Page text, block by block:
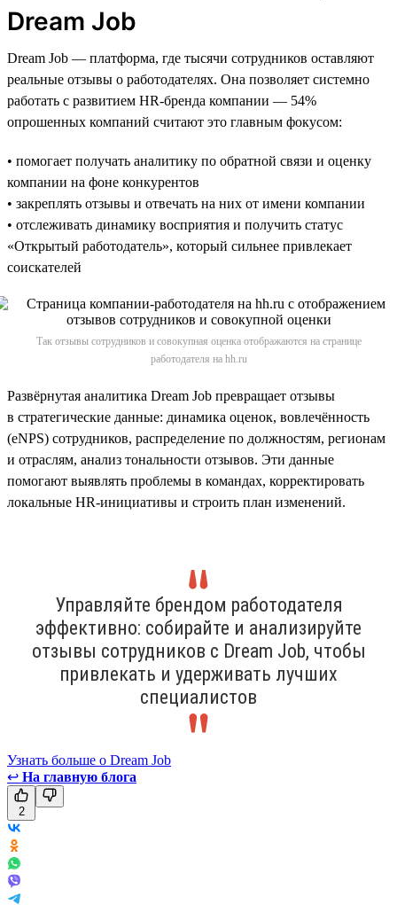
Dream Job
Dream Job — платформа, где тысячи сотрудников оставляют
реальные отзывы о работодателях. Она позволяет системно
работать с развитием HR-бренда компании — 54%
опрошенных компаний считают это главным фокусом:
• помогает получать аналитику по обратной связи и оценку
компании на фоне конкурентов
• закреплять отзывы и отвечать на них от имени компании
• отслеживать динамику восприятия и получить статус
«Открытый работодатель», который сильнее привлекает
соискателей
Так отзывы сотрудников и совокупная оценка отображаются на странице
работодателя на hh.ru
Развёрнутая аналитика Dream Job превращает отзывы
в стратегические данные: динамика оценок, вовлечённость
(eNPS) сотрудников, распределение по должностям, регионам
и отраслям, анализ тональности отзывов. Эти данные
помогают выявлять проблемы в командах, корректировать
локальные HR-инициативы и строить план изменений.
Управляйте брендом работодателя
эффективно: собирайте и анализируйте
отзывы сотрудников с Dream Job, чтобы
привлекать и удерживать лучших
специалистов
Узнать больше о Dream Job
↩ На главную блога
2